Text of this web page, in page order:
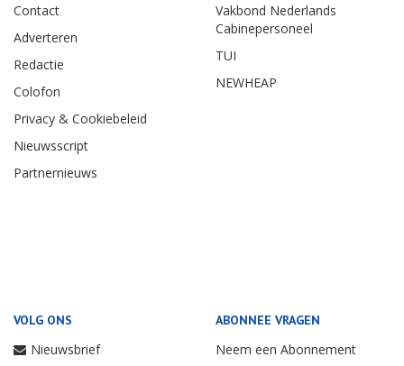
Contact
Adverteren
Redactie
Colofon
Privacy & Cookiebeleid
Nieuwsscript
Partnernieuws
Vakbond Nederlands
Cabinepersoneel
TUI
NEWHEAP
VOLG ONS
Nieuwsbrief
ABONNEE VRAGEN
Neem een Abonnement